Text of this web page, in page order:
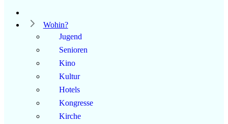
Wohin?
Jugend
Senioren
Kino
Kultur
Hotels
Kongresse
Kirche